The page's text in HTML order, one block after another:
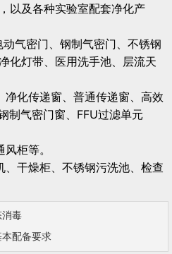
以及各种实验室配套净化产
气密门、钢制气密门、不锈钢
化灯带、医用洗手池、层流天
化传递窗、普通传递窗、高效
制气密门窗、FFU过滤单元
柜等。
干燥柜、不锈钢污洗池、检查
消毒
配备要求